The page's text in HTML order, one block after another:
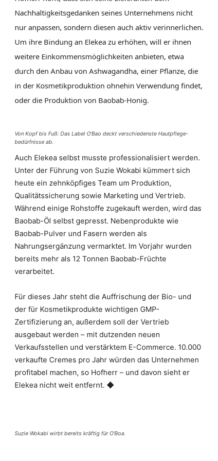
Nachhaltigkeitsgedanken seines Unternehmens nicht
nur anpassen, sondern diesen auch aktiv verinnerlichen.
Um ihre Bindung an Elekea zu erhöhen, will er ihnen
weitere Einkommensmöglichkeiten anbieten, etwa
durch den Anbau von Ashwagandha, einer Pflanze, die
in der Kosmetikproduktion ohnehin Verwendung findet,
oder die Produktion von Baobab-Honig.
Von Kopf bis Fuß: Das Label O‘Bao deckt verschiedenste Hautpflege-
bedürfnisse ab.
Auch Elekea selbst musste professionalisiert werden.
Unter der Führung von Suzie Wokabi kümmert sich
heute ein zehnköpfiges Team um Produktion,
Qualitätssicherung sowie Marketing und Vertrieb.
Während einige Rohstoffe zugekauft werden, wird das
Baobab-Öl selbst gepresst. Nebenprodukte wie
Baobab-Pulver und Fasern werden als
Nahrungsergänzung vermarktet. Im Vorjahr wurden
bereits mehr als 12 Tonnen Baobab-Früchte
verarbeitet.
Für dieses Jahr steht die Auffrischung der Bio- und
der für Kosmetikprodukte wichtigen GMP-
Zertifizierung an, außerdem soll der Vertrieb
ausgebaut werden – mit dutzenden neuen
Verkaufsstellen und verstärktem E-Commerce. 10.000
verkaufte Cremes pro Jahr würden das Unternehmen
profitabel machen, so Hofherr – und davon sieht er
Elekea nicht weit entfernt. ◆
Suzie Wokabi wirbt bereits kräftig für O‘Boa.